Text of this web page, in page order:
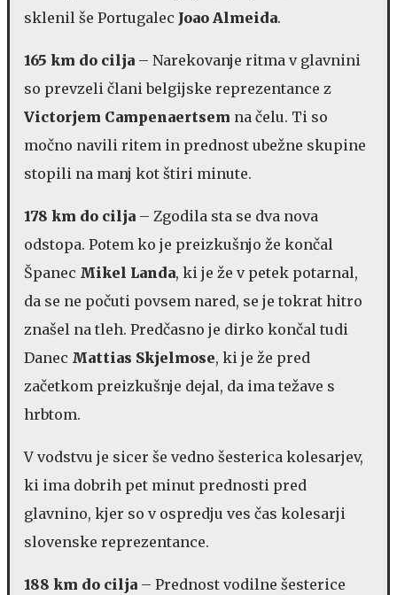
sklenil še Portugalec Joao Almeida.
165 km do cilja – Narekovanje ritma v glavnini
so prevzeli člani belgijske reprezentance z
Victorjem Campenaertsem na čelu. Ti so
močno navili ritem in prednost ubežne skupine
stopili na manj kot štiri minute.
178 km do cilja – Zgodila sta se dva nova
odstopa. Potem ko je preizkušnjo že končal
Španec Mikel Landa, ki je že v petek potarnal,
da se ne počuti povsem nared, se je tokrat hitro
znašel na tleh. Predčasno je dirko končal tudi
Danec Mattias Skjelmose, ki je že pred
začetkom preizkušnje dejal, da ima težave s
hrbtom.
V vodstvu je sicer še vedno šesterica kolesarjev,
ki ima dobrih pet minut prednosti pred
glavnino, kjer so v ospredju ves čas kolesarji
slovenske reprezentance.
188 km do cilja – Prednost vodilne šesterice